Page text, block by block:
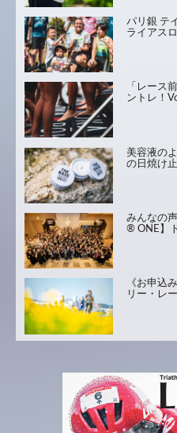
パリ銀 テ
ライアス
「レース
ントレ！
美容液の
の日焼け
みんなの
® ONE】
《お申込
リー・レ